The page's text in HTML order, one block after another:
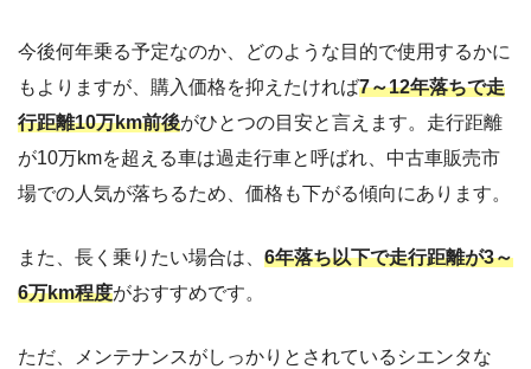
今後何年乗る予定なのか、どのような目的で使用するかに
もよりますが、購入価格を抑えたければ7～12年落ちで走
行距離10万km前後がひとつの目安と言えます。走行距離
が10万kmを超える車は過走行車と呼ばれ、中古車販売市
場での人気が落ちるため、価格も下がる傾向にあります。
また、長く乗りたい場合は、 6年落ち以下で走行距離が3～
6万km程度がおすすめです。
ただ、メンテナンスがしっかりとされているシエンタな